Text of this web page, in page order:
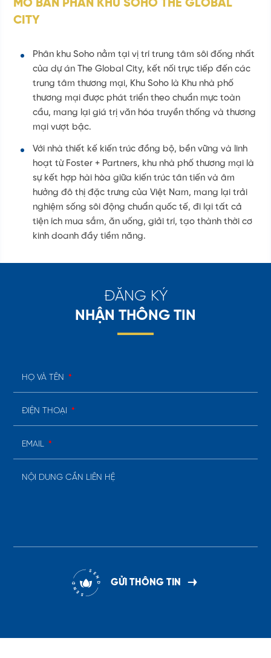
MỞ BÁN PHÂN KHU SOHO THE GLOBAL
CITY
Phân khu Soho nằm tại vị trí trung tâm sôi đống nhất
của dự án The Global City, kết nối trực tiếp đến các
trung tâm thương mại, Khu Soho là Khu nhà phố
thương mại được phát triển theo chuẩn mực toàn
cầu, mang lại giá trị văn hóa truyền thống và thương
mại vượt bậc.
Với nhà thiết kế kiến trúc đồng bộ, bền vững và linh
hoạt từ Foster + Partners, khu nhà phố thương mại là
sự kết hợp hài hòa giữa kiến trúc tân tiến và âm
hưởng đô thị đặc trưng của Việt Nam, mang lại trải
nghiệm sống sôi động chuẩn quốc tế, đi lại tất cả
tiện ích mua sắm, ăn uống, giải trí, tạo thành thời cơ
kinh doanh đầy tiềm năng.
ĐĂNG KÝ
NHẬN THÔNG TIN
HỌ VÀ TÊN *
ĐIỆN THOẠI *
EMAIL *
NỘI DUNG CẦN LIÊN HỆ
GỬI THÔNG TIN
ĐĂNG KÝ NHẬN TIN
Để biết thêm chi tiết về các dự án, vui lòng để lại
thông tin liên hệ, bộ phận kinh doanh của chúng tôi
sẽ chủ động liên hệ trực tiếp tới Quý khách. Trân
Họ tên *
Email
Điện thoại *